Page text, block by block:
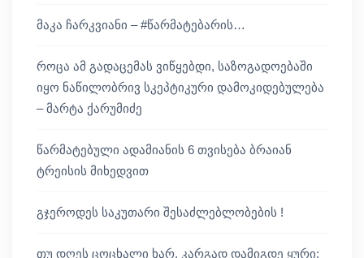
მაკა ჩარკვიანი – #წარმატებარის…
როცა ამ გადაცემას ვიწყებდი, საზოგადოებაში
იყო ნაწილობრივ სკეპტიკური დამოკიდებულება
– მარტა ქარუმიძე
წარმატებული ადამიანის 6 თვისება ბრაიან
ტრეისის მიხედვით
გჯეროდეს საკუთარი შესაძლებლობების !
თუ დღეს ცოცხალი ხარ, კარგად დამიგდე ყური: